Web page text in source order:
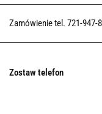
Zamówienie tel. 721-947-
Zostaw telefon